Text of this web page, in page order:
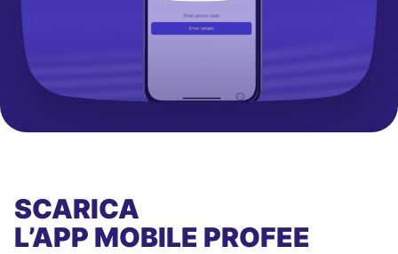
SCARICA
L’APP MOBILE PROFEE